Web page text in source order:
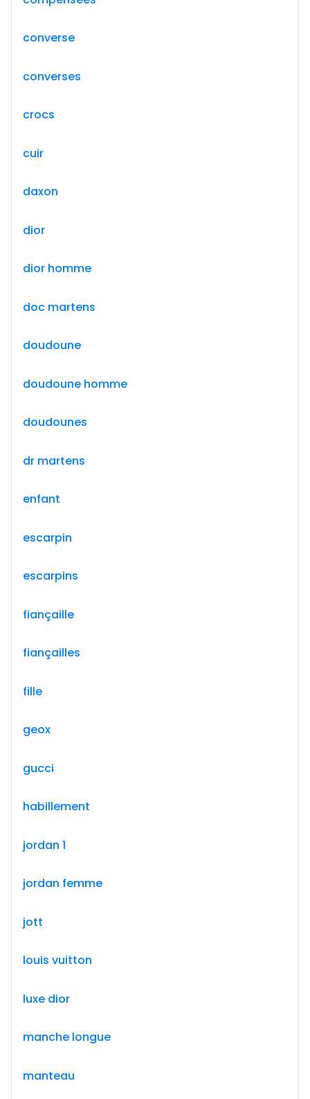
converse
converses
crocs
cuir
daxon
dior
dior homme
doc martens
doudoune
doudoune homme
doudounes
dr martens
enfant
escarpin
escarpins
fiançaille
fiançailles
fille
geox
gucci
habillement
jordan 1
jordan femme
jott
louis vuitton
luxe dior
manche longue
manteau